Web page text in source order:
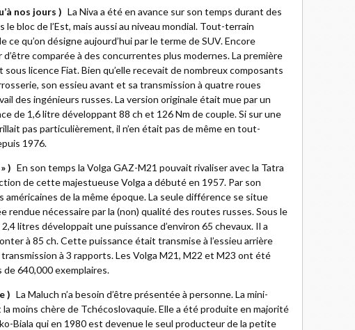
nos jours ) La Niva a été en avance sur son temps durant des
bloc de l’Est, mais aussi au niveau mondial. Tout-terrain
qu’on désigne aujourd’hui par le terme de SUV. Encore
d’être comparée à des concurrentes plus modernes. La première
sous licence Fiat. Bien qu’elle recevait de nombreux composants
son essieu avant et sa transmission à quatre roues
des ingénieurs russes. La version originale était mue par un
de 1,6 litre développant 88 ch et 126 Nm de couple. Si sur une
pas particulièrement, il n’en était pas de même en tout-
1976.
) En son temps la Volga GAZ-M21 pouvait rivaliser avec la Tatra
de cette majestueuse Volga a débuté en 1957. Par son
américaines de la même époque. La seule différence se situe
rendue nécessaire par la (non) qualité des routes russes. Sous le
litres développait une puissance d’environ 65 chevaux. Il a
à 85 ch. Cette puissance était transmise à l’essieu arrière
transmission à 3 rapports. Les Volga M21, M22 et M23 ont été
de 640,000 exemplaires.
) La Maluch n’a besoin d’être présentée à personne. La mini-
moins chère de Tchécoslovaquie. Elle a été produite en majorité
Biala qui en 1980 est devenue le seul producteur de la petite